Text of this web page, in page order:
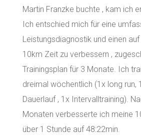
Martin Franzke buchte , kam ich
Ich entschied mich für eine
Leistungsdiagnostik und einen
10km Zeit zu verbessern ,
Trainingsplan für 3 Monate. Ich
dreimal wöchentlich (1x long run,
Dauerlauf , 1x Intervalltraining).
Monaten verbesserte ich meine
über 1 Stunde auf 48:22min.